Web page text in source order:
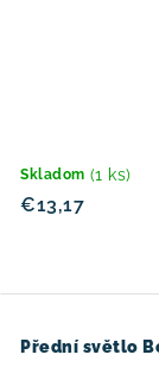
Skladom (1 ks)
€13,17
Přední světlo